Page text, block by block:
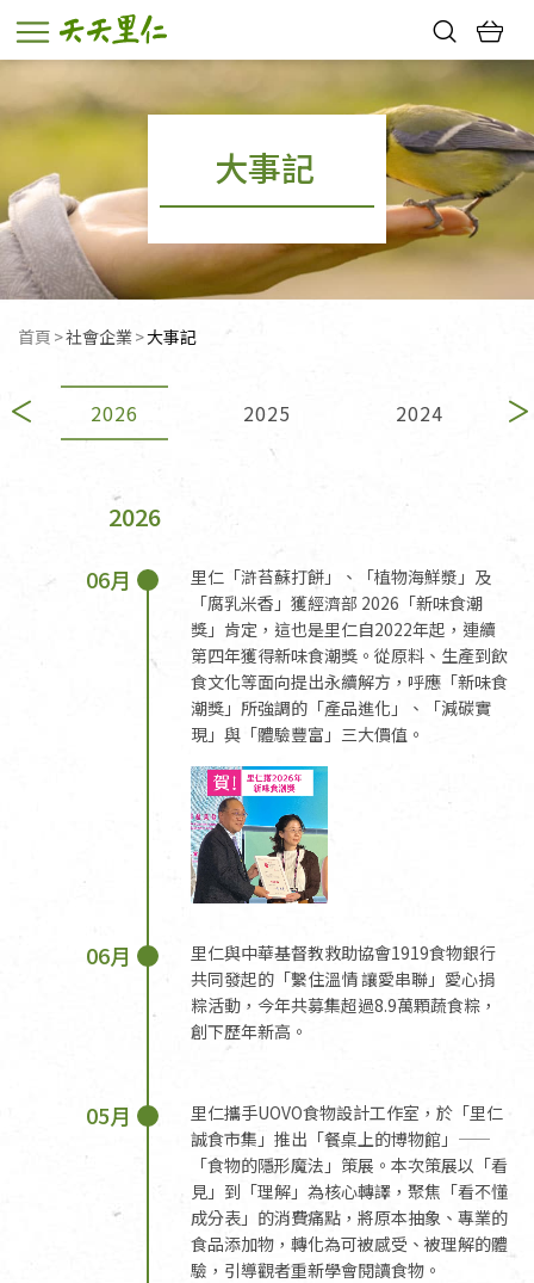
熱門搜尋：
親子活動
幸福節中獎名單
大事記
首頁 社會企業 目前頁面：
大事記
2026 2025 2024
2026
06月
里仁「滸苔蘇打餅」、「植物海鮮漿」及
「腐乳米香」獲經濟部 2026「新味食潮
獎」肯定，這也是里仁自2022年起，連續
第四年獲得新味食潮獎。從原料、生產到飲
食文化等面向提出永續解方，呼應「新味食
潮獎」所強調的「產品進化」、「減碳實
現」與「體驗豐富」三大價值。
06月
里仁與中華基督教救助協會1919食物銀行
共同發起的「繫住溫情 讓愛串聯」愛心捐
粽活動，今年共募集超過8.9萬顆蔬食粽，
創下歷年新高。
05月
里仁攜手UOVO食物設計工作室，於「里仁
誠食市集」推出「餐桌上的博物館」——
「食物的隱形魔法」策展。本次策展以「看
見」到「理解」為核心轉譯，聚焦「看不懂
成分表」的消費痛點，將原本抽象、專業的
食品添加物，轉化為可被感受、被理解的體
驗，引導觀者重新學會閱讀食物。